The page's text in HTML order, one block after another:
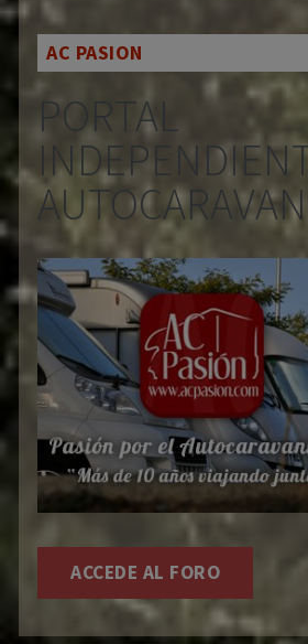
AC PASION
PORTAL
ACCEDE AL FORO